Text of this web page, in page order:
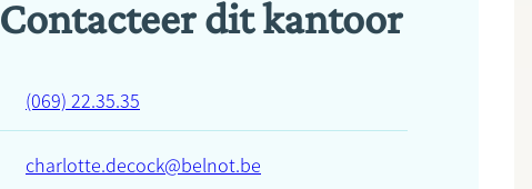
Contacteer dit kantoor
(069) 22.35.35
charlotte.decock@belnot.be